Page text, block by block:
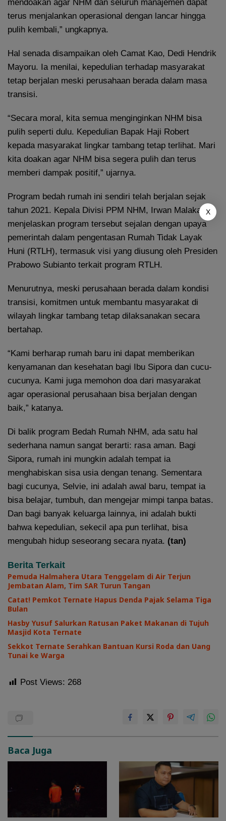
mendoakan agar NHM dan seluruh manajemen dapat
terus menjalankan operasional dengan lancar hingga
pulih kembali,” ungkapnya.
Hal senada disampaikan oleh Camat Kao, Dedi Hendrik
Mayoru. Ia menilai, kepedulian terhadap masyarakat
tetap berjalan meski perusahaan berada dalam masa
transisi.
“Secara moral, kita semua menginginkan NHM bisa
pulih seperti dulu. Kepedulian Bapak Haji Robert
kepada masyarakat lingkar tambang tetap terlihat. Mari
kita doakan agar NHM bisa segera pulih dan terus
memberi dampak positif,” ujarnya.
Program bedah rumah ini sendiri telah berjalan sejak
tahun 2021. Kepala Divisi PPM NHM, Irwan Malaka,
menjelaskan program tersebut sejalan dengan upaya
pemerintah dalam pengentasan Rumah Tidak Layak
Huni (RTLH), termasuk visi yang diusung oleh Presiden
Prabowo Subianto terkait program RTLH.
Menurutnya, meski perusahaan berada dalam kondisi
transisi, komitmen untuk membantu masyarakat di
wilayah lingkar tambang tetap dilaksanakan secara
bertahap.
“Kami berharap rumah baru ini dapat memberikan
kenyamanan dan kesehatan bagi Ibu Sipora dan cucu-
cucunya. Kami juga memohon doa dari masyarakat
agar operasional perusahaan bisa berjalan dengan
baik,” katanya.
Di balik program Bedah Rumah NHM, ada satu hal
sederhana namun sangat berarti: rasa aman. Bagi
Sipora, rumah ini mungkin adalah tempat ia
menghabiskan sisa usia dengan tenang. Sementara
bagi cucunya, Selvie, ini adalah awal baru, tempat ia
bisa belajar, tumbuh, dan mengejar mimpi tanpa batas.
Dan bagi banyak keluarga lainnya, ini adalah bukti
bahwa kepedulian, sekecil apa pun terlihat, bisa
mengubah hidup seseorang secara nyata. (tan)
Berita Terkait
Pemuda Halmahera Utara Tenggelam di Air Terjun
Jembatan Alam, Tim SAR Turun Tangan
Catat! Pemkot Ternate Hapus Denda Pajak Selama Tiga
Bulan
Hasby Yusuf Salurkan Ratusan Paket Makanan di Tujuh
Masjid Kota Ternate
Sekkot Ternate Serahkan Bantuan Kursi Roda dan Uang
Tunai ke Warga
Post Views: 268
Baca Juga
X